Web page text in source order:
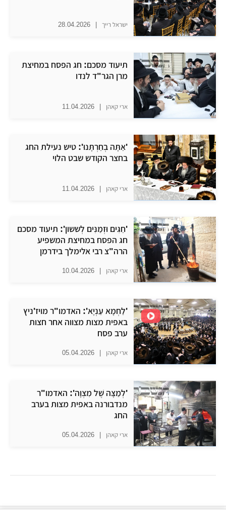
ישראל רייך |
28.04.2026
תיעוד מסכם: חג הפסח במחיצת
מרן הגר"ד לנדו
ארי קאהן |
11.04.2026
'אַתָּה בְחַרְתָּנוּ': טיש נעילת החג
בחצר הקודש שבט הלוי
ארי קאהן |
11.04.2026
'חַגִּים וּזְמַנִּים לְששון': תיעוד מסכם
חג הפסח במחיצת המשפיע
הרה"צ רבי אלימלך בידרמן
ארי קאהן |
10.04.2026
'לַחְמָא עַנְיָא': האדמו"ר מויז'ניץ
באפית מצות מצווה אחר חצות
ערב פסח
ארי קאהן |
05.04.2026
'לְמַצָּה שֶׁל מִצְוָה': האדמו"ר
מנדבורנה באפית מצות בערב
החג
ארי קאהן |
05.04.2026